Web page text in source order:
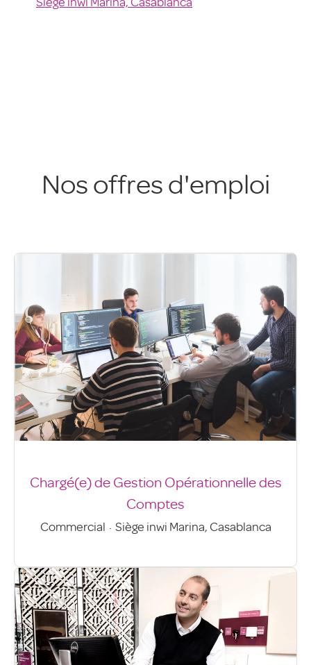
Nos offres d'emploi
Chargé(e) de Gestion Opérationnelle des
Comptes
Commercial · Siège inwi Marina, Casablanca